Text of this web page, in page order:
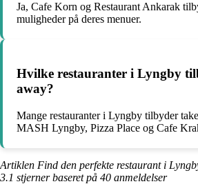
Ja, Cafe Korn og Restaurant Ankarak
muligheder på deres menuer.
Hvilke restauranter i Lyngby
away?
Mange restauranter i Lyngby tilbyder
MASH Lyngby, Pizza Place og Cafe
Artiklen Find den perfekte restaurant i
3.1 stjerner baseret på 40 anmeldelser